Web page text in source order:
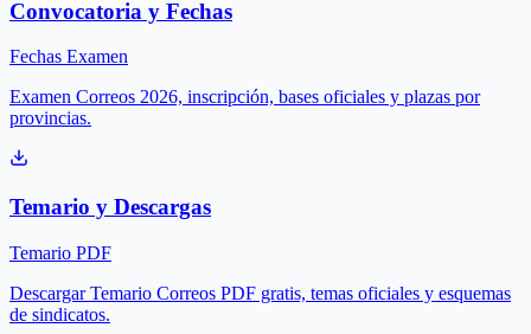
Convocatoria y Fechas
Fechas Examen
Examen Correos 2026, inscripción, bases oficiales y plazas por
provincias.
Temario y Descargas
Temario PDF
Descargar Temario Correos PDF gratis, temas oficiales y esquemas
de sindicatos.